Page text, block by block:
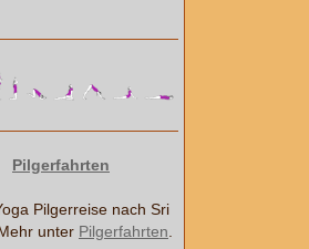
Pilgerfahrten
Pilgerreise nach Sri
unter Pilgerfahrten